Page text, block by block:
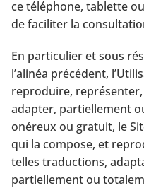
ce téléphone, tablette
de faciliter la
En particulier et sous
l’alinéa précédent,
reproduire,
adapter, partiellement
onéreux ou gratuit, le
qui la compose, et
telles traductions,
partiellement ou